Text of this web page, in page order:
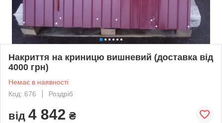
Накриття на криницю вишневий (доставка від
4000 грн)
Немає в наявності
Код: 676
Роздріб
від 4 842 ₴